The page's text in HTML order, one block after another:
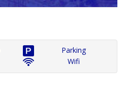
Parking
Wifi